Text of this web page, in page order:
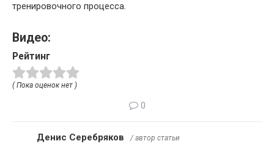
тренировочного процесса.
Видео:
Рейтинг
( Пока оценок нет )
0
Денис Серебряков / автор статьи